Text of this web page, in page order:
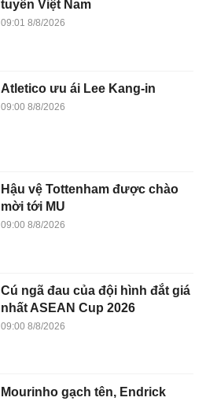
tuyển Việt Nam
09:01 8/8/2026
Atletico ưu ái Lee Kang-in
09:00 8/8/2026
Hậu vệ Tottenham được chào
mời tới MU
09:00 8/8/2026
Cú ngã đau của đội hình đắt giá
nhất ASEAN Cup 2026
09:00 8/8/2026
Mourinho gạch tên, Endrick